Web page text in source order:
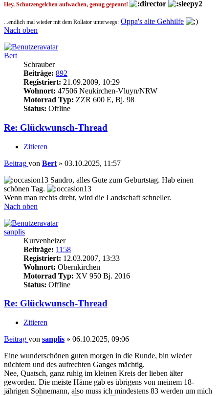
Hey, Schutzengelchen aufwachen, genug gepennt!
...endlich mal wieder mit dem Rollator unterwegs: Oppa's alte Gehhilfe
Nach oben
Bert
Schrauber
Beiträge: 892
Registriert: 21.09.2009, 10:29
Wohnort: 47506 Neukirchen-Vluyn/NRW
Motorrad Typ: ZZR 600 E, Bj. 98
Status: Offline
Re: Glückwunsch-Thread
Zitieren
Beitrag von Bert » 03.10.2025, 11:57
Sandro, alles Gute zum Geburtstag. Hab einen
schönen Tag.
Wenn man rechts dreht, wird die Landschaft schneller.
Nach oben
sanplis
Kurvenheizer
Beiträge: 1158
Registriert: 12.03.2007, 13:33
Wohnort: Obernkirchen
Motorrad Typ: XV 950 Bj. 2016
Status: Offline
Re: Glückwunsch-Thread
Zitieren
Beitrag von sanplis » 06.10.2025, 09:06
Eine wunderschönen guten morgen in die Runde, bin wieder
nüchtern und des aufrechten Ganges mächtig.
Nee, Quatsch, ganz ruhig im kleinen Kreis der lieben älter
geworden. Die meiste Häme gab es übrigens von meinem 18-
jährigen Sohnemann, also muss ich mindestens 83 werden um mich